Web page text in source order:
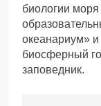
биологии
океанариум»
биосферный
заповедник.